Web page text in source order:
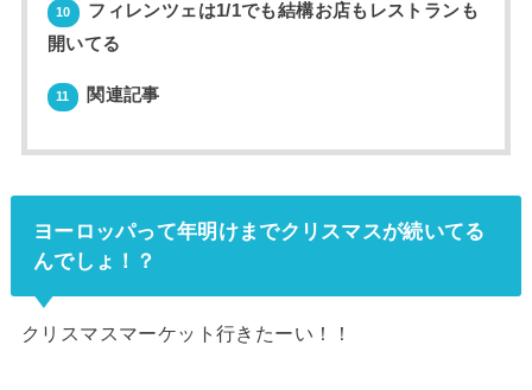
10
フィレンツェは1/1でも結構お店もレストランも
開いてる
11 関連記事
ヨーロッパって年明けまでクリスマスが続いてる
んでしょ！？
クリスマスマーケット行きたーい！！